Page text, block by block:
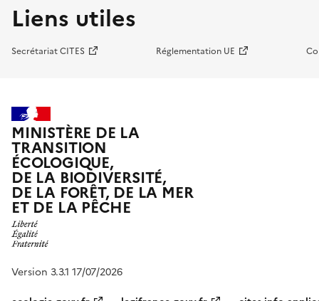
Liens utiles
Secrétariat CITES Réglementation UE
MINISTÈRE DE LA
TRANSITION
ÉCOLOGIQUE,
DE LA BIODIVERSITÉ,
DE LA FORÊT, DE LA MER
ET DE LA PÊCHE
Version 3.3.1 17/07/2026